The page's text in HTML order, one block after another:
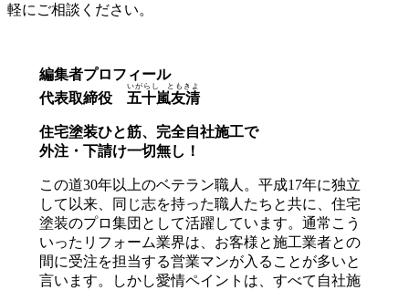
軽にご相談ください。
編集者プロフィール
代表取締役 五十嵐友清
いがらし ともきよ
住宅塗装ひと筋、完全自社施工で
外注・下請け一切無し！
この道30年以上のベテラン職人。平成17年に独立
して以来、同じ志を持った職人たちと共に、住宅
塗装のプロ集団として活躍しています。通常こう
いったリフォーム業界は、お客様と施工業者との
間に受注を担当する営業マンが入ることが多いと
言います。しかし愛情ペイントは、すべて自社施